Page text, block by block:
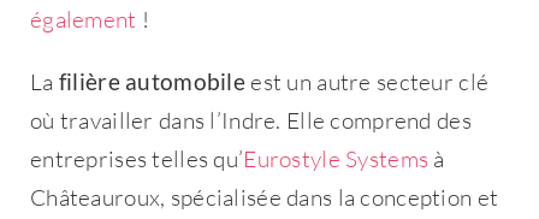
également !
La filière automobileest un autre secteur clé
où travailler dans l’Indre. Elle comprend des
entreprises telles qu’Eurostyle Systems à
Châteauroux, spécialisée dans la conception et
Se connecter
Vous n'avez pas de compte ?Créez
en un maintenant !
Votre message*